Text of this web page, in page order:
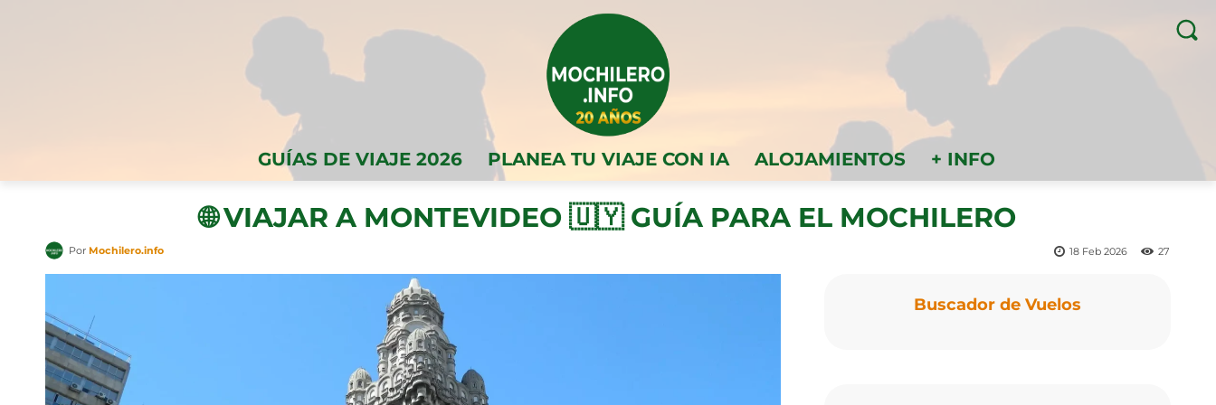
GUÍAS DE VIAJE 2026 PLANEA TU VIAJE CON IA ALOJAMIENTOS + INFO
🌐 VIAJAR A MONTEVIDEO 🇺🇾 GUÍA PARA EL MOCHILERO
27
18 Feb 2026
Por Mochilero.info
Buscador de Vuelos